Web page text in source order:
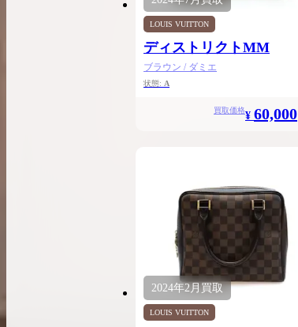
LOUIS VUITTON
ディストリクトMM
ブラウン / ダミエ
状態: A
買取価格¥ 60,000
2024年2月買取
LOUIS VUITTON